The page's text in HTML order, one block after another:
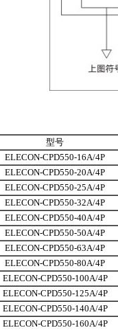
型号
ELECON-CPD550-16A/4P
ELECON-CPD550-20A/4P
ELECON-CPD550-25A/4P
ELECON-CPD550-32A/4P
ELECON-CPD550-40A/4P
ELECON-CPD550-50A/4P
ELECON-CPD550-63A/4P
ELECON-CPD550-80A/4P
ELECON-CPD550-100A/4P
ELECON-CPD550-125A/4P
ELECON-CPD550-140A/4P
ELECON-CPD550-160A/4P